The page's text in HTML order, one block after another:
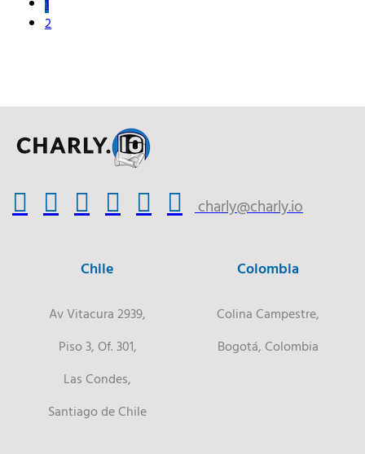
2
charly@charly.io
Chile
Av Vitacura 2939,
Piso 3, Of. 301,
Las Condes,
Santiago de Chile
Colombia
Colina Campestre,
Bogotá, Colombia